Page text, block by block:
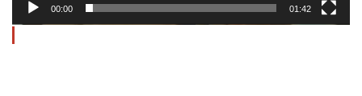
00:00 01:42